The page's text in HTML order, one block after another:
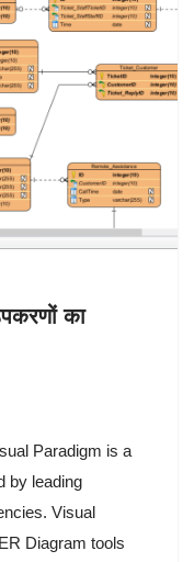
का
Paradigm is a
by leading
Visual
Diagram tools